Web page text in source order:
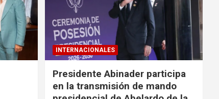
INTERNACIONALES
Presidente Abinader participa
en la transmisión de mando